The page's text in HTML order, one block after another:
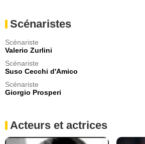
Scénaristes
Scénariste
Valerio Zurlini
Scénariste
Suso Cecchi d'Amico
Scénariste
Giorgio Prosperi
Acteurs et actrices